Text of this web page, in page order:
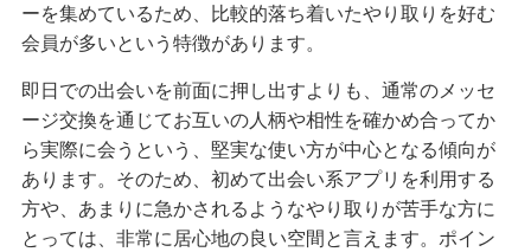
ーを集めているため、比較的落ち着いたやり取りを好む
会員が多いという特徴があります。
即日での出会いを前面に押し出すよりも、通常のメッセ
ージ交換を通じてお互いの人柄や相性を確かめ合ってか
ら実際に会うという、堅実な使い方が中心となる傾向が
あります。そのため、初めて出会い系アプリを利用する
方や、あまりに急かされるようなやり取りが苦手な方に
とっては、非常に居心地の良い空間と言えます。ポイン